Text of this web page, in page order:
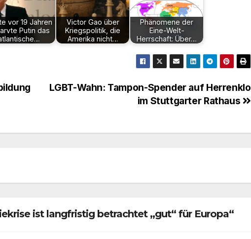
vor 19 Jahren
Putin das
Victor Gao über
Kriegspolitik, die
Amerika nicht…
Phänomene der
Eine-Welt-
Herrschaft: Über…
LGBT-Wahn: Tampon-Spender auf Herrenklo
im Stuttgarter Rathaus
ist langfristig betrachtet „gut“ für Europa“